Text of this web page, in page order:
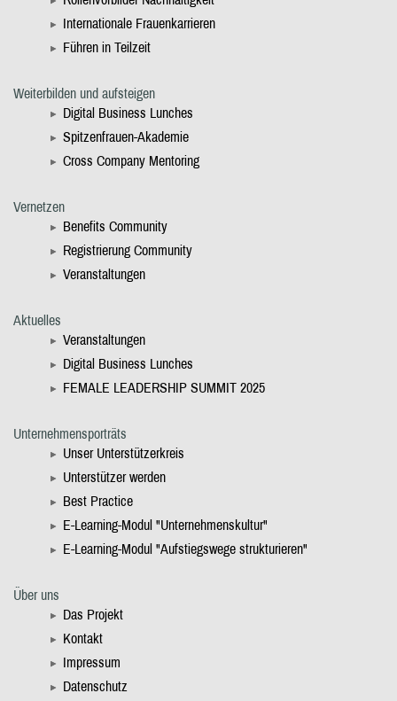
Internationale Frauenkarrieren
Führen in Teilzeit
Weiterbilden und aufsteigen
Digital Business Lunches
Spitzenfrauen-Akademie
Cross Company Mentoring
Vernetzen
Benefits Community
Registrierung Community
Veranstaltungen
Aktuelles
Veranstaltungen
Digital Business Lunches
FEMALE LEADERSHIP SUMMIT 2025
Unternehmensporträts
Unser Unterstützerkreis
Unterstützer werden
Best Practice
E-Learning-Modul "Unternehmenskultur"
E-Learning-Modul "Aufstiegswege strukturieren"
Über uns
Das Projekt
Kontakt
Impressum
Datenschutz